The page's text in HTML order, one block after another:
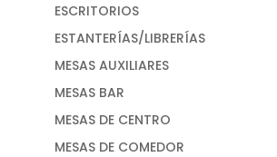
ESCRITORIOS
ESTANTERÍAS/LIBRERÍAS
MESAS AUXILIARES
MESAS BAR
MESAS DE CENTRO
MESAS DE COMEDOR